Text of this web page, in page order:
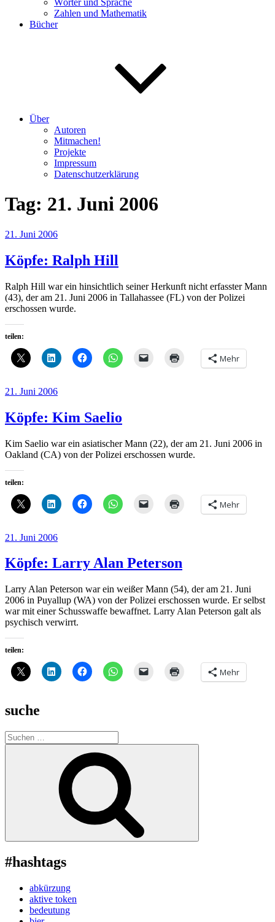
Wörter und Sprache
Zahlen und Mathematik
Bücher
Über
Autoren
Mitmachen!
Projekte
Impressum
Datenschutzerklärung
Tag: 21. Juni 2006
Veröffentlicht
21. Juni 2006
Köpfe: Ralph Hill
Ralph Hill war ein hinsichtlich seiner Herkunft nicht erfasster Mann
(43), der am 21. Juni 2006 in Tallahassee (FL) von der Polizei
erschossen wurde.
teilen:
Mehr
Veröffentlicht
21. Juni 2006
Köpfe: Kim Saelio
Kim Saelio war ein asiatischer Mann (22), der am 21. Juni 2006 in
Oakland (CA) von der Polizei erschossen wurde.
teilen:
Mehr
Veröffentlicht
21. Juni 2006
Köpfe: Larry Alan Peterson
Larry Alan Peterson war ein weißer Mann (54), der am 21. Juni
2006 in Puyallup (WA) von der Polizei erschossen wurde. Er selbst
war mit einer Schusswaffe bewaffnet. Larry Alan Peterson galt als
psychisch verwirrt.
teilen:
Mehr
suche
Suche
nach:
#hashtags
abkürzung
aktive token
bedeutung